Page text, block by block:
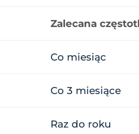
Zalecana
Co miesiąc
Co 3 miesiące
Raz do roku